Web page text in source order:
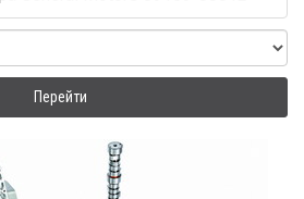
Перейти